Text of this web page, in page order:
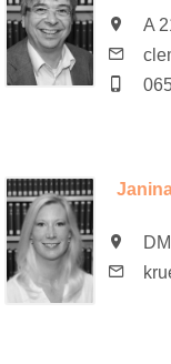
A